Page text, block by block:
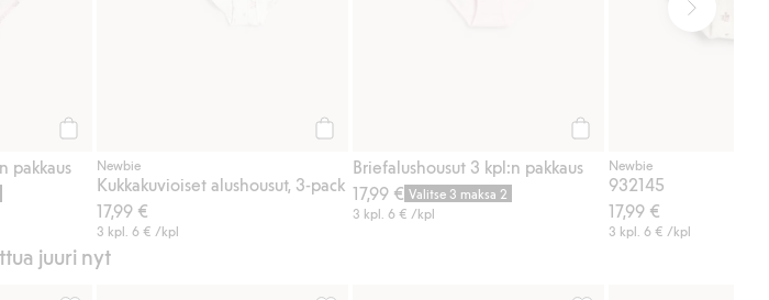
pakkaus
Newbie
Kukkakuvioiset alushousut, 3-pack
17,99 €
3 kpl.6 € /kpl
Briefalushousut 3 kpl:n pakkaus
17,99 € Valitse 3 maksa 2
3 kpl. 6 € /kpl
Newbie
932145
17,99 €
3 kpl. 6 € /kpl
juuri nyt